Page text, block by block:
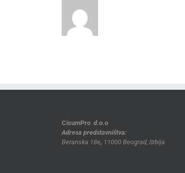
CisumPro d.o.o
Adresa predstavništva:
Beranska 18e, 11000 Beograd, Srbija